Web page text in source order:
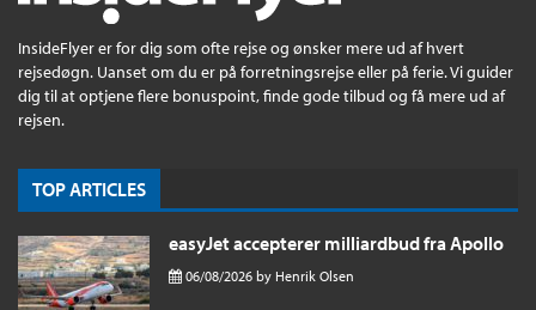
InsideFlyer er for dig som ofte rejse og ønsker mere ud af hvert
rejsedøgn. Uanset om du er på forretningsrejse eller på ferie. Vi guider
dig til at optjene flere bonuspoint, finde gode tilbud og få mere ud af
rejsen.
TOP ARTICLES
easyJet accepterer milliardbud fra Apollo
06/08/2026 by Henrik Olsen